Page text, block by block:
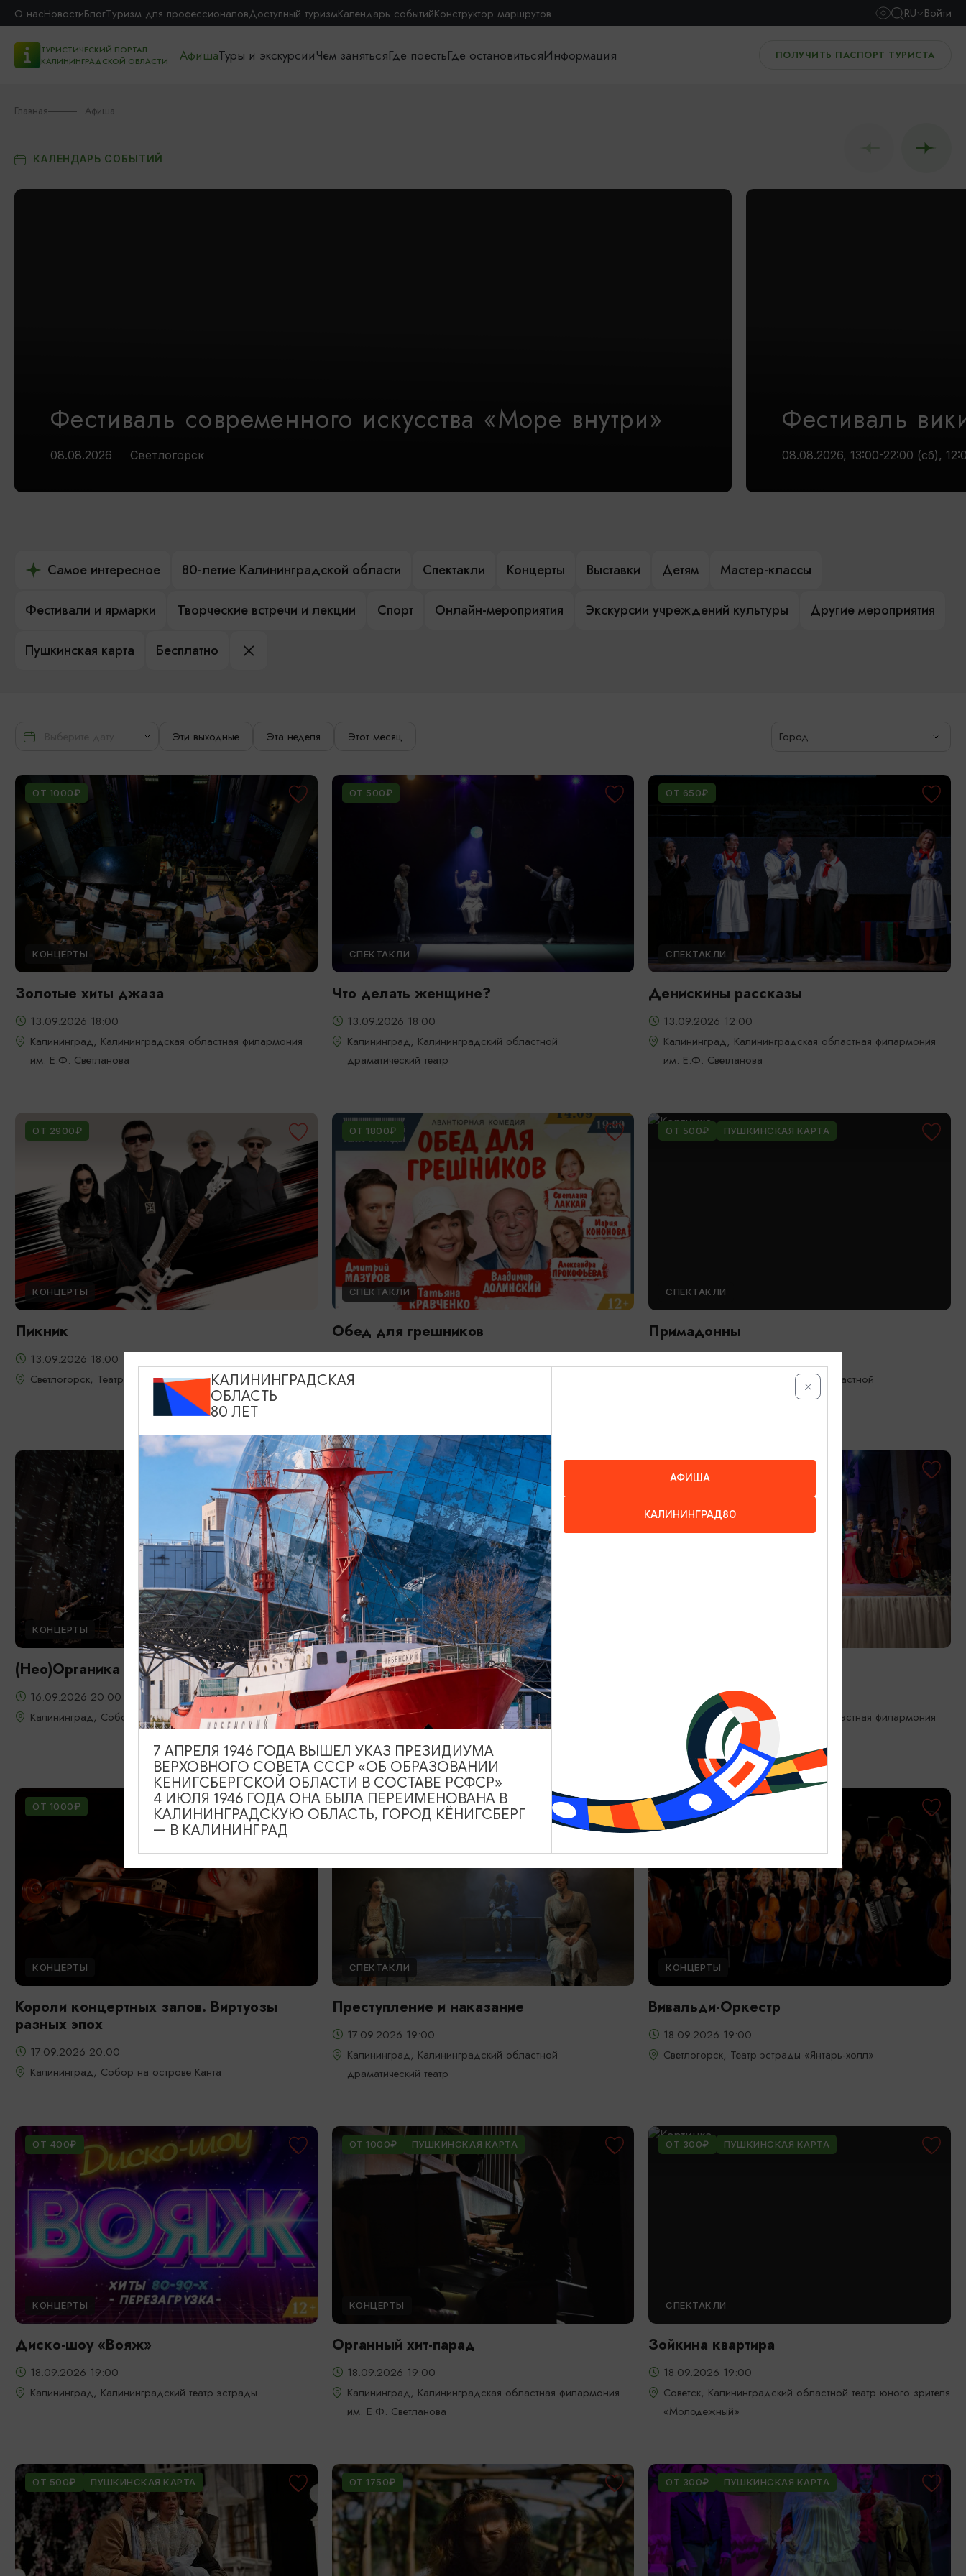
О насНовостиБлогТуризм для профессионаловДоступный туризмКалендарь событийКонструктор маршрутов RU Войти
ТУРИСТИЧЕСКИЙ ПОРТАЛ
КАЛИНИНГРАДСКОЙ ОБЛАСТИ
АфишаТуры и экскурсииЧем занятьсяГде поестьГде остановитьсяИнформация ПОЛУЧИТЬ ПАСПОРТ ТУРИСТА
Главная Афиша
КАЛЕНДАРЬ СОБЫТИЙ
Фестиваль современного искусства «Море внутри»
08.08.2026 Светлогорск
Фестиваль
08.08.2026, 13:00-22:00 (сб),
Самое интересное 80-летие Калининградской области Спектакли Концерты Выставки Детям Мастер-классы
Фестивали и ярмарки Творческие встречи и лекции Спорт Онлайн-мероприятия Экскурсии учреждений культуры Другие мероприятия
Пушкинская карта Бесплатно
Эти выходные Эта неделя Этот месяц Город
ОТ 1000₽
КОНЦЕРТЫ
Золотые хиты джаза
13.09.2026 18:00
Калининград, Калининградская областная филармония
им. Е.Ф. Светланова
ОТ 500₽
СПЕКТАКЛИ
Что делать женщине?
13.09.2026 18:00
Калининград, Калининградский областной
драматический театр
ОТ 650₽
СПЕКТАКЛИ
Денискины рассказы
13.09.2026 12:00
Калининград, Калининградская областная филармония
им. Е.Ф. Светланова
ОТ 2900₽
КОНЦЕРТЫ
Пикник
13.09.2026 18:00
Светлогорск, Театр эстрады «Янтарь-холл»
ОТ 1800₽
СПЕКТАКЛИ
Обед для грешников
Калининград, Калининградский театр эстрады
ОТ 500₽ ПУШКИНСКАЯ КАРТА
СПЕКТАКЛИ
Примадонны
Калининград, Калининградский областной
КОНЦЕРТЫ
(Нео)Органика 3.0
16.09.2026 20:00
Калининград, Собор на острове Канта
ОТ 500₽ ПУШКИНСКАЯ КАРТА
СПЕКТАКЛИ
Пижама на шестерых
16.09.2026 19:00
Калининград, Калининградский областной
17.09.2026 19:00
Калининград, Калининградская областная филармония
им. Е.Ф. Светланова
ОТ 1000₽
КОНЦЕРТЫ
Короли концертных залов. Виртуозы
разных эпох
17.09.2026 20:00
Калининград, Собор на острове Канта
ОТ 800₽
СПЕКТАКЛИ
Преступление и наказание
17.09.2026 19:00
Калининград, Калининградский областной
драматический театр
ОТ 1000₽
КОНЦЕРТЫ
Вивальди-Оркестр
18.09.2026 19:00
Светлогорск, Театр эстрады «Янтарь-холл»
ОТ 400₽
КОНЦЕРТЫ
Диско-шоу «Вояж»
18.09.2026 19:00
Калининград, Калининградский театр эстрады
ОТ 1000₽ ПУШКИНСКАЯ КАРТА
КОНЦЕРТЫ
Органный хит-парад
18.09.2026 19:00
Калининград, Калининградская областная филармония
им. Е.Ф. Светланова
ОТ 300₽ ПУШКИНСКАЯ КАРТА
СПЕКТАКЛИ
Зойкина квартира
18.09.2026 19:00
Советск, Калининградский областной театр юного зрителя
«Молодежный»
ОТ 500₽ ПУШКИНСКАЯ КАРТА ОТ 1750₽ ОТ 300₽ ПУШКИНСКАЯ КАРТА
КАЛИНИНГРАДСКАЯ
ОБЛАСТЬ
80 ЛЕТ
АФИША
КАЛИНИНГРАД80
7 АПРЕЛЯ 1946 ГОДА ВЫШЕЛ УКАЗ ПРЕЗИДИУМА
ВЕРХОВНОГО СОВЕТА СССР «ОБ ОБРАЗОВАНИИ
КЕНИГСБЕРГСКОЙ ОБЛАСТИ В СОСТАВЕ РСФСР»
4 ИЮЛЯ 1946 ГОДА ОНА БЫЛА ПЕРЕИМЕНОВАНА В
КАЛИНИНГРАДСКУЮ ОБЛАСТЬ, ГОРОД КЁНИГСБЕРГ
— В КАЛИНИНГРАД